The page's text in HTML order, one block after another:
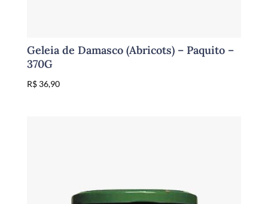
Geleia de Damasco (Abricots) – Paquito –
370G
R$36,90